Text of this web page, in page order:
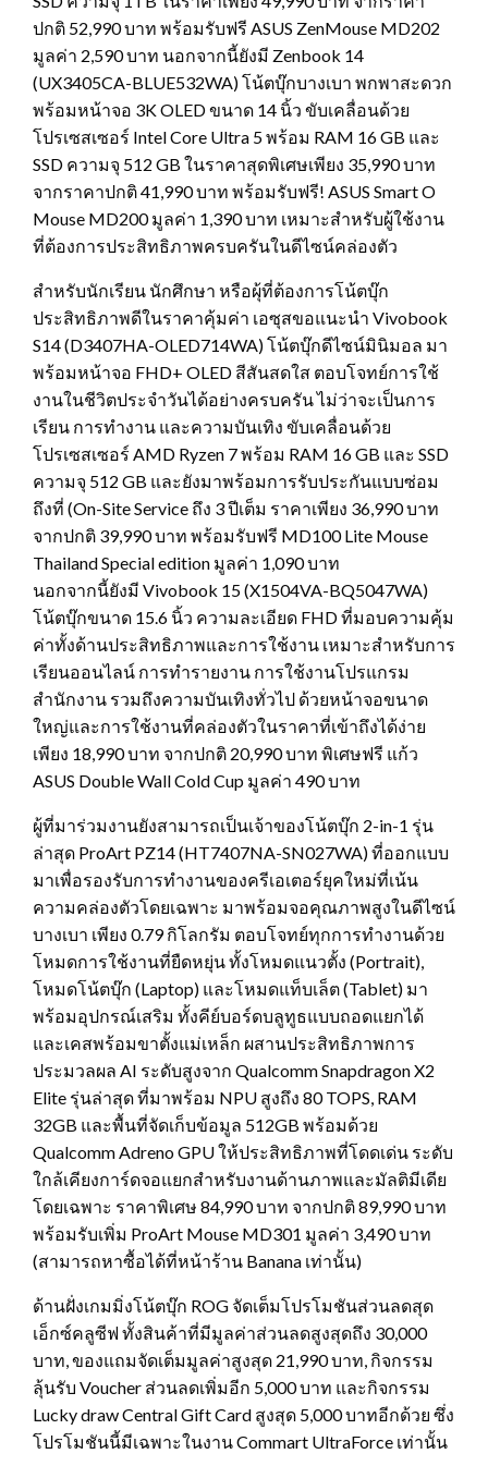
ปกติ 52,990 บาท พร้อมรับฟรี ASUS ZenMouse MD202
มูลค่า 2,590 บาท นอกจากนี้ยังมี Zenbook 14
(UX3405CA-BLUE532WA) โน้ตบุ๊กบางเบา พกพาสะดวก
พร้อมหน้าจอ 3K OLED ขนาด 14 นิ้ว ขับเคลื่อนด้วย
โปรเซสเซอร์ Intel Core Ultra 5 พร้อม RAM 16 GB และ
SSD ความจุ 512 GB ในราคาสุดพิเศษเพียง 35,990 บาท
จากราคาปกติ 41,990 บาท พร้อมรับฟรี! ASUS Smart O
Mouse MD200 มูลค่า 1,390 บาท เหมาะสำหรับผู้ใช้งาน
ที่ต้องการประสิทธิภาพครบครันในดีไซน์คล่องตัว
สำหรับนักเรียน นักศึกษา หรือผุ้ที่ต้องการโน้ตบุ๊ก
ประสิทธิภาพดีในราคาคุ้มค่า เอซุสขอแนะนำ Vivobook
S14 (D3407HA-OLED714WA) โน้ตบุ๊กดีไซน์มินิมอล มา
พร้อมหน้าจอ FHD+ OLED สีสันสดใส ตอบโจทย์การใช้
งานในชีวิตประจำวันได้อย่างครบครัน ไม่ว่าจะเป็นการ
เรียน การทำงาน และความบันเทิง ขับเคลื่อนด้วย
โปรเซสเซอร์ AMD Ryzen 7 พร้อม RAM 16 GB และ SSD
ความจุ 512 GB และยังมาพร้อมการรับประกันแบบซ่อม
ถึงที่ (On-Site Service ถึง 3 ปีเต็ม ราคาเพียง 36,990 บาท
จากปกติ 39,990 บาท พร้อมรับฟรี MD100 Lite Mouse
Thailand Special edition มูลค่า 1,090 บาท
นอกจากนี้ยังมี Vivobook 15 (X1504VA-BQ5047WA)
โน้ตบุ๊กขนาด 15.6 นิ้ว ความละเอียด FHD ที่มอบความคุ้ม
ค่าทั้งด้านประสิทธิภาพและการใช้งาน เหมาะสำหรับการ
เรียนออนไลน์ การทำรายงาน การใช้งานโปรแกรม
สำนักงาน รวมถึงความบันเทิงทั่วไป ด้วยหน้าจอขนาด
ใหญ่และการใช้งานที่คล่องตัวในราคาที่เข้าถึงได้ง่าย
เพียง 18,990 บาท จากปกติ 20,990 บาท พิเศษฟรี แก้ว
ASUS Double Wall Cold Cup มูลค่า 490 บาท
ผู้ที่มาร่วมงานยังสามารถเป็นเจ้าของโน้ตบุ๊ก 2-in-1 รุ่น
ล่าสุด ProArt PZ14 (HT7407NA-SN027WA) ที่ออกแบบ
มาเพื่อรองรับการทำงานของครีเอเตอร์ยุคใหม่ที่เน้น
ความคล่องตัวโดยเฉพาะ มาพร้อมจอคุณภาพสูงในดีไซน์
บางเบา เพียง 0.79 กิโลกรัม ตอบโจทย์ทุกการทำงานด้วย
โหมดการใช้งานที่ยืดหยุ่น ทั้งโหมดแนวตั้ง (Portrait),
โหมดโน้ตบุ๊ก (Laptop) และโหมดแท็บเล็ต (Tablet) มา
พร้อมอุปกรณ์เสริม ทั้งคีย์บอร์ดบลูทูธแบบถอดแยกได้
และเคสพร้อมขาตั้งแม่เหล็ก ผสานประสิทธิภาพการ
ประมวลผล AI ระดับสูงจาก Qualcomm Snapdragon X2
Elite รุ่นล่าสุด ที่มาพร้อม NPU สูงถึง 80 TOPS, RAM
32GB และพื้นที่จัดเก็บข้อมูล 512GB พร้อมด้วย
Qualcomm Adreno GPU ให้ประสิทธิภาพที่โดดเด่น ระดับ
ใกล้เคียงการ์ดจอแยกสำหรับงานด้านภาพและมัลติมีเดีย
โดยเฉพาะ ราคาพิเศษ 84,990 บาท จากปกติ 89,990 บาท
พร้อมรับเพิ่ม ProArt Mouse MD301 มูลค่า 3,490 บาท
(สามารถหาซื้อได้ที่หน้าร้าน Banana เท่านั้น)
ด้านฝั่งเกมมิ่งโน้ตบุ๊ก ROG จัดเต็มโปรโมชันส่วนลดสุด
เอ็กซ์คลูซีฟ ทั้งสินค้าที่มีมูลค่าส่วนลดสูงสุดถึง 30,000
บาท, ของแถมจัดเต็มมูลค่าสูงสุด 21,990 บาท, กิจกรรม
ลุ้นรับ Voucher ส่วนลดเพิ่มอีก 5,000 บาท และกิจกรรม
Lucky draw Central Gift Card สูงสุด 5,000 บาทอีกด้วย ซึ่ง
โปรโมชันนี้มีเฉพาะในงาน Commart UltraForce เท่านั้น